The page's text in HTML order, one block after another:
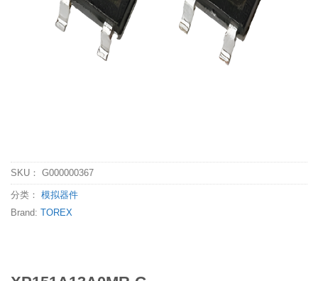
SKU： G000000367
分类： 模拟器件
Brand: TOREX